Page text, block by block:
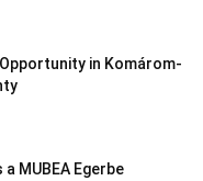
in Komárom-
MUBEA Egerbe